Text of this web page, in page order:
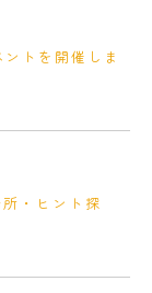
トを開催しま
・ヒント探